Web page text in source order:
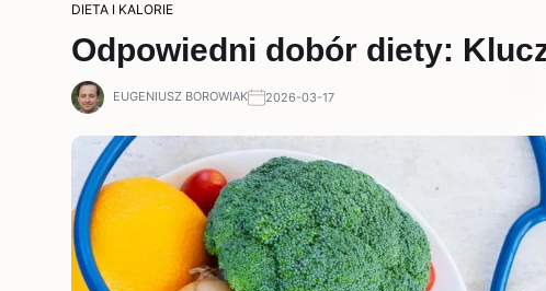
DIETA I KALORIE
Odpowiedni dobór diety:
EUGENIUSZ BOROWIAK 2026-03-17